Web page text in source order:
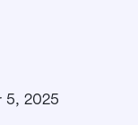
5, 2025